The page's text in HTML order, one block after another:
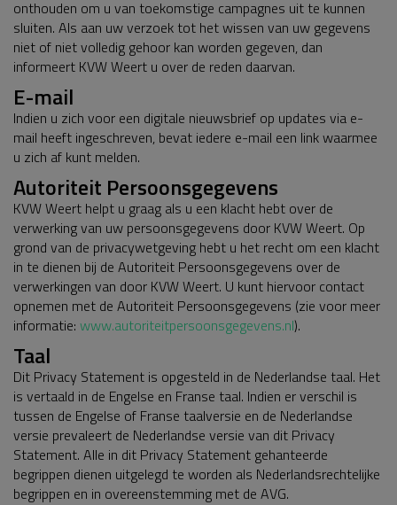
onthouden om u van toekomstige campagnes uit te kunnen
sluiten. Als aan uw verzoek tot het wissen van uw gegevens
niet of niet volledig gehoor kan worden gegeven, dan
informeert KVW Weert u over de reden daarvan.
E-mail
Indien u zich voor een digitale nieuwsbrief op updates via e-
mail heeft ingeschreven, bevat iedere e-mail een link waarmee
u zich af kunt melden.
Autoriteit Persoonsgegevens
KVW Weert helpt u graag als u een klacht hebt over de
verwerking van uw persoonsgegevens door KVW Weert. Op
grond van de privacywetgeving hebt u het recht om een klacht
in te dienen bij de Autoriteit Persoonsgegevens over de
verwerkingen van door KVW Weert. U kunt hiervoor contact
opnemen met de Autoriteit Persoonsgegevens (zie voor meer
informatie: www.autoriteitpersoonsgegevens.nl).
Taal
Dit Privacy Statement is opgesteld in de Nederlandse taal. Het
is vertaald in de Engelse en Franse taal. Indien er verschil is
tussen de Engelse of Franse taalversie en de Nederlandse
versie prevaleert de Nederlandse versie van dit Privacy
Statement. Alle in dit Privacy Statement gehanteerde
begrippen dienen uitgelegd te worden als Nederlandsrechtelijke
begrippen en in overeenstemming met de AVG.